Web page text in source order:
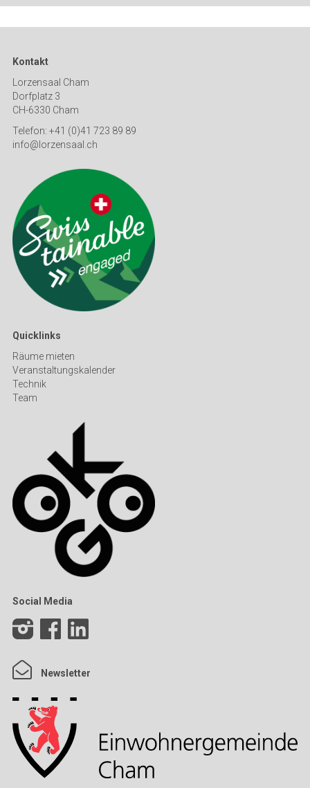
Kontakt
Lorzensaal Cham
Dorfplatz 3
CH-6330 Cham
Telefon: +41 (0)41 723 89 89
info@lorzensaal.ch
Quicklinks
Räume mieten
Veranstaltungskalender
Technik
Team
Social Media
Newsletter